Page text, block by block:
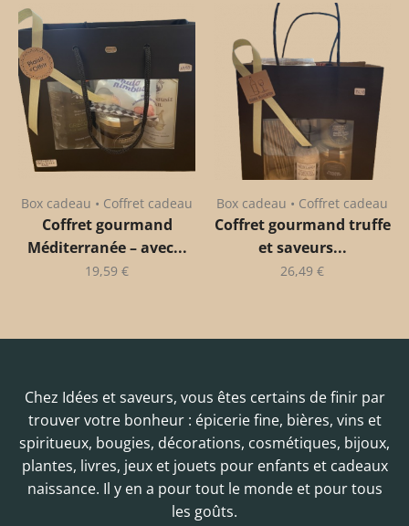
Box cadeau • Coffret cadeau
Coffret gourmand
Méditerranée – avec...
19,59 €
Box cadeau • Coffret cadeau
Coffret gourmand truffe
et saveurs...
26,49 €
Chez Idées et saveurs, vous êtes certains de finir par
trouver votre bonheur : épicerie fine, bières, vins et
spiritueux, bougies, décorations, cosmétiques, bijoux,
plantes, livres, jeux et jouets pour enfants et cadeaux
naissance. Il y en a pour tout le monde et pour tous
les goûts.